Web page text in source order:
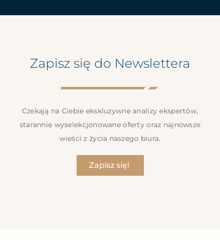
Zapisz się do Newslettera
Czekają na Ciebie ekskluzywne analizy ekspertów,
starannie wyselekcjonowane oferty oraz najnowsze
wieści z życia naszego biura.
Zapisz się!